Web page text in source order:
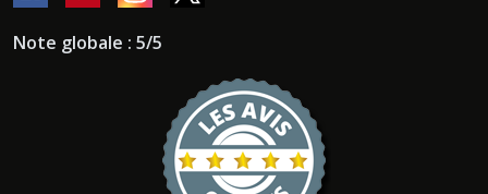
Note globale : 5/5